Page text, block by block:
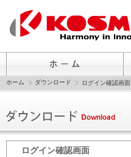
ホーム ダウンロード ログイン確認画面
ログイン確認画面